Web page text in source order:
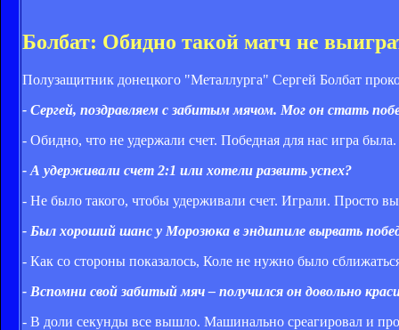
Болбат: Обидно такой матч не
Полузащитник донецкого "Металлурга" Сергей Болбат
- Сергей, поздравляем с забитым мячом. Мог он стать
- Обидно, что не удержали счет. Победная для нас игра была.
- А удерживали счет 2:1 или хотели развить успех?
- Не было такого, чтобы удерживали счет. Играли. Просто
- Был хороший шанс у Морозюка в эндшпиле вырвать
- Как со стороны показалось, Коле не нужно было
- Вспомни свой забитый мяч – получился он довольно
- В доли секунды все вышло. Машинально среагировал и